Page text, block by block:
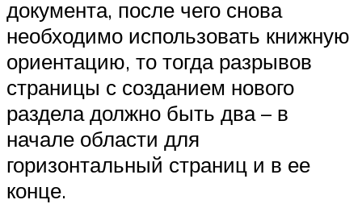
документа, после чего снова
необходимо использовать книжную
ориентацию, то тогда разрывов
страницы с созданием нового
раздела должно быть два – в
начале области для
горизонтальный страниц и в ее
конце.